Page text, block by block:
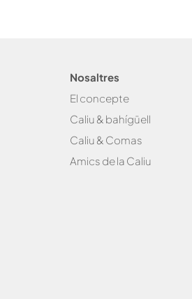
Nosaltres
El concepte
Caliu & bahígüell
Caliu & Comas
Amics de la Caliu